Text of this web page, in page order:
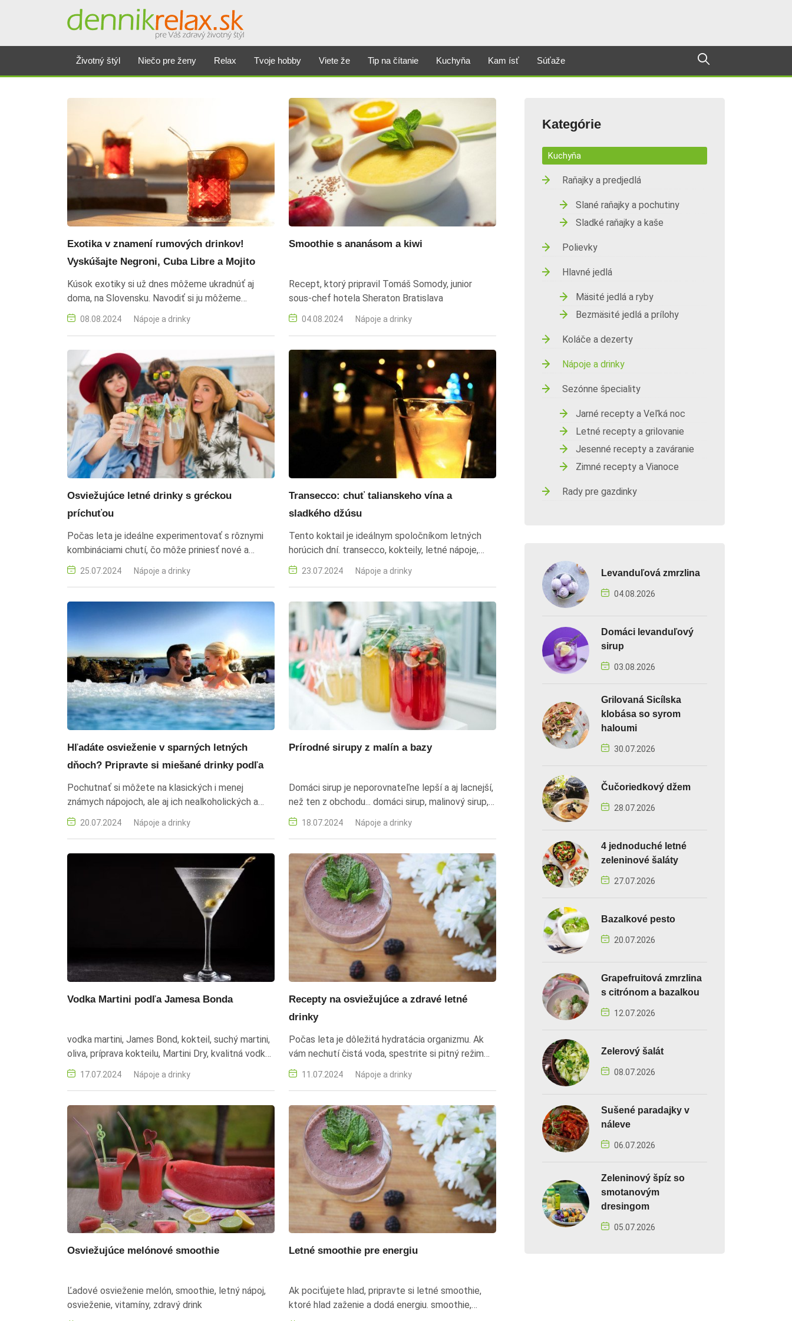
Dennikrelax
Životný štýl Niečo pre ženy Relax Tvoje hobby Viete že Tip na čítanie Kuchyňa Kam ísť Súťaže
Exotika v znamení rumových drinkov!
Vyskúšajte Negroni, Cuba Libre a Mojito
Kúsok exotiky si už dnes môžeme ukradnúť aj
doma, na Slovensku. Navodiť si ju môžeme
napríklad osviežujúcimi drinkmi, ktoré v sebe
ukrývajú chuť pravej a nefalšovanej kubánskej
Slovensko, koktejly
08.08.2024 Nápoje a drinky
Smoothie s ananásom a kiwi
Recept, ktorý pripravil Tomáš Somody, junior
sous-chef hotela Sheraton Bratislava
04.08.2024 Nápoje a drinky
Osviežujúce letné drinky s gréckou
príchuťou
Počas leta je ideálne experimentovať s rôznymi
kombináciami chutí, čo môže priniesť nové a
zaujímavé zážitky. grécke letné drinky, osviežujúce
nápoje, stredomorská chuť, koktaily, leto
25.07.2024 Nápoje a drinky
Transecco: chuť talianskeho vína a
sladkého džúsu
Tento koktail je ideálnym spoločníkom letných
horúcich dní. transecco, kokteily, letné nápoje,
alkoholické nápoje, recepty
23.07.2024 Nápoje a drinky
Hľadáte osvieženie v sparných letných
dňoch? Pripravte si miešané drinky podľa
barmanov z Aqualand Moravia
Pochutnať si môžete na klasických i menej
známych nápojoch, ale aj ich nealkoholických a
zdravších variantoch.
20.07.2024 Nápoje a drinky
Prírodné sirupy z malín a bazy
Domáci sirup je neporovnateľne lepší a aj lacnejší,
než ten z obchodu... domáci sirup, malinový sirup,
bazový sirup, prírodné sladidlo, konzervácia
ovocia, recept na sirup, ovocný sirup, bez
18.07.2024 Nápoje a drinky
Vodka Martini podľa Jamesa Bonda
vodka martini, James Bond, kokteil, suchý martini,
oliva, príprava kokteilu, Martini Dry, kvalitná vodka,
miešaný nápoj, kokteilový pohár
17.07.2024 Nápoje a drinky
Recepty na osviežujúce a zdravé letné
drinky
Počas leta je dôležitá hydratácia organizmu. Ak
vám nechutí čistá voda, spestrite si pitný režim
chutnými a zdravými drinkami.
11.07.2024 Nápoje a drinky
Osviežujúce melónové smoothie
Ľadové osvieženie melón, smoothie, letný nápoj,
osvieženie, vitamíny, zdravý drink
Letné smoothie pre energiu
Ak pociťujete hlad, pripravte si letné smoothie,
ktoré hlad zaženie a dodá energiu. smoothie,
Kategórie
Kuchyňa
Raňajky a predjedlá
Slané raňajky a pochutiny
Sladké raňajky a kaše
Polievky
Hlavné jedlá
Mäsité jedlá a ryby
Bezmäsité jedlá a prílohy
Koláče a dezerty
Nápoje a drinky
Sezónne špeciality
Jarné recepty a Veľká noc
Letné recepty a grilovanie
Jesenné recepty a zaváranie
Zimné recepty a Vianoce
Rady pre gazdinky
Levanduľová zmrzlina
04.08.2026
Domáci levanduľový
sirup
03.08.2026
Grilovaná Sicílska
klobása so syrom
haloumi
30.07.2026
Čučoriedkový džem
28.07.2026
4 jednoduché letné
zeleninové šaláty
27.07.2026
Bazalkové pesto
20.07.2026
Grapefruitová zmrzlina
s citrónom a bazalkou
12.07.2026
Zelerový šalát
08.07.2026
Sušené paradajky v
náleve
06.07.2026
Zeleninový špíz so
smotanovým
dresingom
05.07.2026